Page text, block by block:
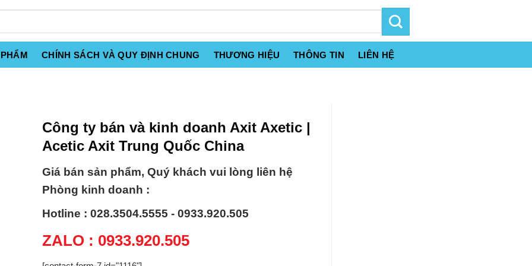
CHÍNH SÁCH VÀ QUY ĐỊNH CHUNG THƯƠNG HIỆU THÔNG TIN LIÊN HỆ
Công ty bán và kinh doanh Axit Axetic |
Acetic Axit Trung Quốc China
Giá bán sản phẩm, Quý khách vui lòng liên hệ
Phòng kinh doanh :
Hotline : 028.3504.5555 - 0933.920.505
ZALO : 0933.920.505